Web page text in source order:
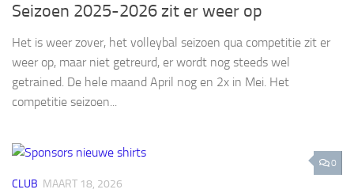
Seizoen 2025-2026 zit er weer op
Het is weer zover, het volleybal seizoen qua competitie zit er
weer op, maar niet getreurd, er wordt nog steeds wel
getrained. De hele maand April nog en 2x in Mei. Het
competitie seizoen...
0
CLUB MAART 18, 2026